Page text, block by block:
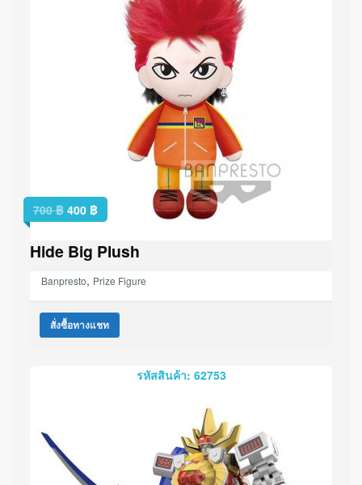
700฿ 400 ฿
Hide Big Plush
Banpresto, Prize Figure
สั่งซื้อทางแชท
รหัสสินค้า: 62753